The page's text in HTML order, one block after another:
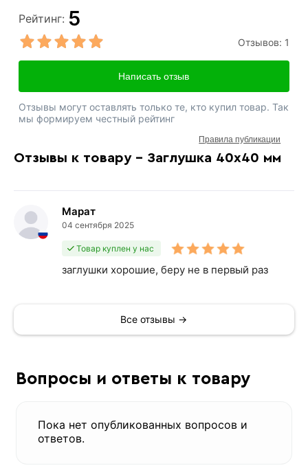
Отзывы к товару - Заглушка 40х40 мм
Марат
04 сентября 2025
Товар куплен у нас
заглушки хорошие, беру не в первый раз
Все отзывы →
Рейтинг: 5
Отзывов: 1
Написать отзыв
Отзывы могут оставлять только те, кто купил товар. Так
мы формируем честный рейтинг
Правила публикации
Вопросы и ответы к товару
Пока нет опубликованных вопросов и
ответов.